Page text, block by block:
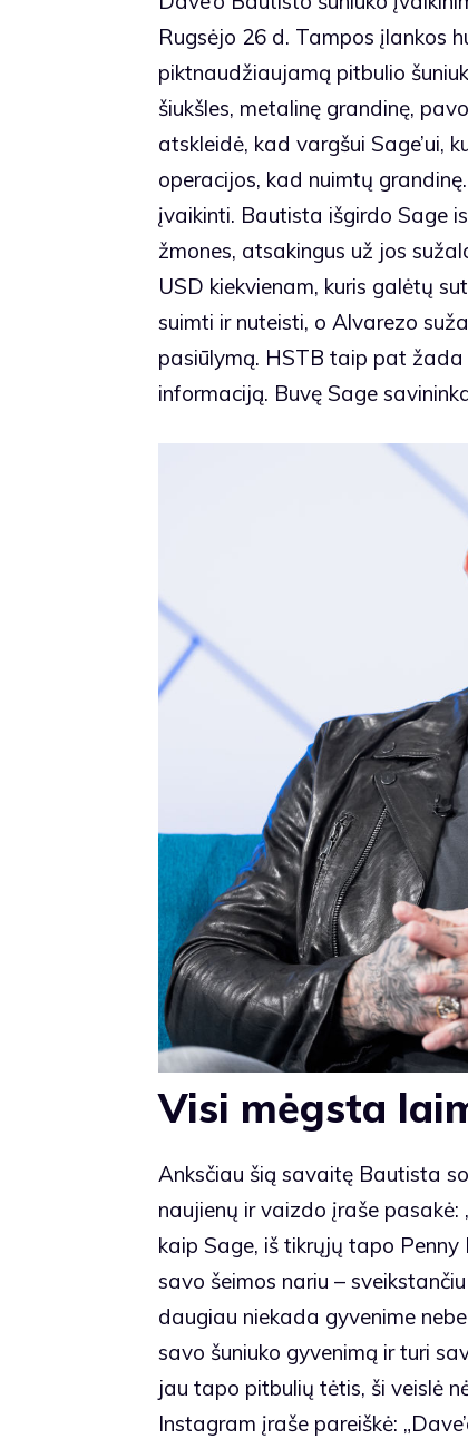
Rugsėjo 26 d. Tampos įlankos
piktnaudžiaujamą pitbulio
šiukšles, metalinę grandinę,
atskleidė, kad vargšui Sage’ui,
operacijos, kad nuimtų
įvaikinti. Bautista išgirdo Sage
žmones, atsakingus už jos
USD kiekvienam, kuris galėtų
suimti ir nuteisti, o Alvarezo
pasiūlymą. HSTB taip pat žada
informaciją. Buvę Sage
Visi mėgsta
Anksčiau šią savaitę Bautista
naujienų ir vaizdo įraše pasakė:
kaip Sage, iš tikrųjų tapo
savo šeimos nariu –
daugiau niekada gyvenime
savo šuniuko gyvenimą ir turi
jau tapo pitbulių tėtis, ši veislė
Instagram įraše pareiškė: